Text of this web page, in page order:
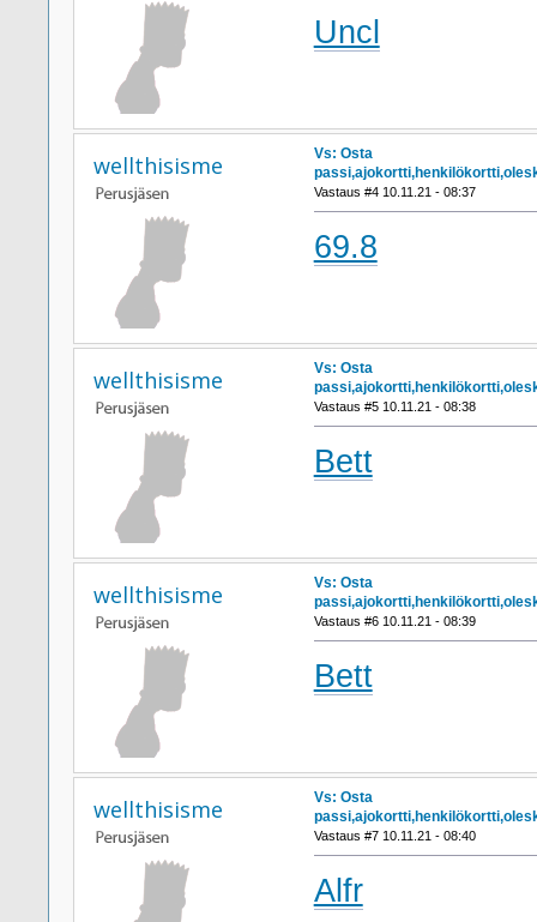
Uncl
wellthisisme
Vs: Osta
Vastaus #4 10.11.21 - 08:37
69.8
wellthisisme
Vs: Osta
Vastaus #5 10.11.21 - 08:38
Bett
wellthisisme
Vs: Osta
Vastaus #6 10.11.21 - 08:39
Bett
wellthisisme
Vs: Osta
Vastaus #7 10.11.21 - 08:40
Alfr